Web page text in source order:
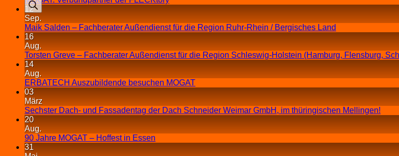
12
Sep.
Maik Salden – Fachberater Außendienst für die Region Ruhr-Rhein / Bergisches Land
16
Aug.
Torsten Greve – Fachberater Außendienst für die Region Schleswig-Holstein (Hamburg, Flensburg,
14
Aug.
ERBATECH Auszubildende besuchen MOGAT
03
März
Sechster Dach- und Fassadentag der Dach Schneider Weimar GmbH, im thüringischen Mellingen!
20
Aug.
90 Jahre MOGAT – Hoffest in Essen
31